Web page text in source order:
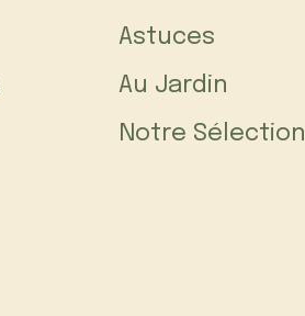
Astuces
Au Jardin
Notre Sélection